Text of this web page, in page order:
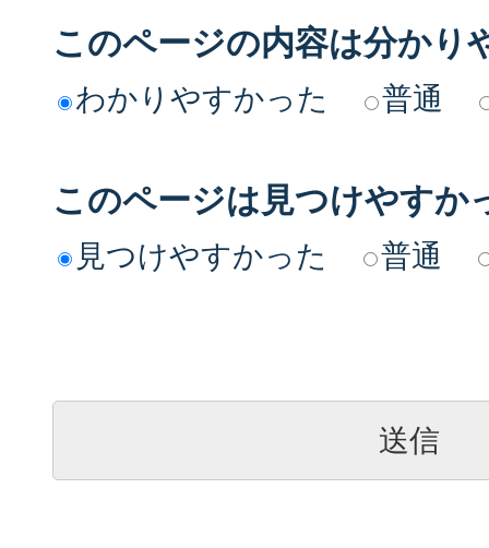
このページの内容は分かり
わかりやすかった 普通
このページは見つけやすか
見つけやすかった 普通